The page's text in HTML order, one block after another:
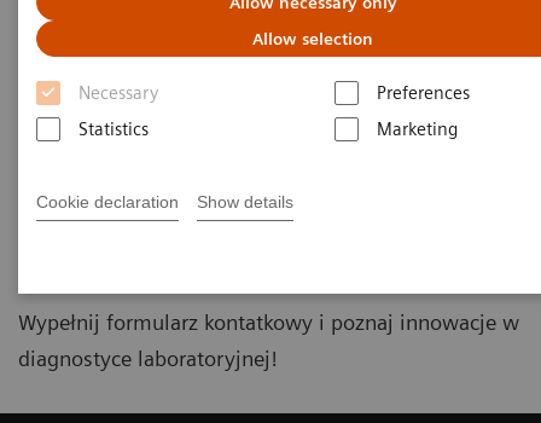
Allow selection
Necessary
Preferences
Statistics
Marketing
Cookie declaration Show details
Chcesz dowiedzieć się więcej o
Wypełnij formularz kontatkowy i poznaj innowacje w
diagnostyce laboratoryjnej!